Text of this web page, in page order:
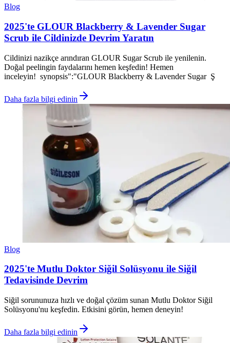
Blog
2025'te GLOUR Blackberry & Lavender Sugar
Scrub ile Cildinizde Devrim Yaratın
Cildinizi nazikçe arındıran GLOUR Sugar Scrub ile yenilenin.
Doğal peelingin faydalarını hemen keşfedin! Hemen
inceleyin! synopsis":"GLOUR Blackberry & Lavender Sugar Ş
Daha fazla bilgi edinin
Blog
2025'te Mutlu Doktor Siğil Solüsyonu ile Siğil
Tedavisinde Devrim
Siğil sorununuza hızlı ve doğal çözüm sunan Mutlu Doktor Siğil
Solüsyonu'nu keşfedin. Etkisini görün, hemen deneyin!
Daha fazla bilgi edinin